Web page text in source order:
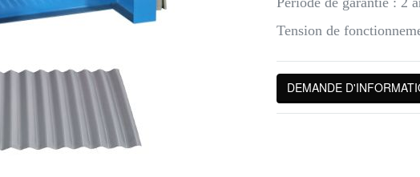
Tension de
DEMANDE